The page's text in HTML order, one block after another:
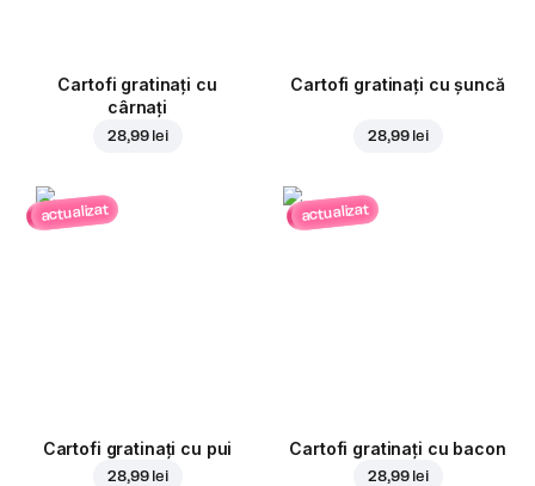
Cartofi gratinați cu
cârnați
28,99 lei
Cartofi gratinați cu șuncă
28,99 lei
actualizat
Cartofi gratinați cu pui
28,99 lei
actualizat
Cartofi gratinați cu bacon
28,99 lei